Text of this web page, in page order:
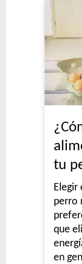
tu
Elegir
perro
que
en